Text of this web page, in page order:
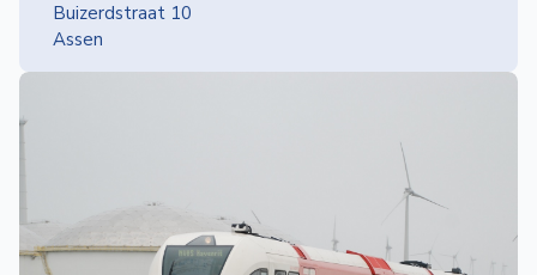
Afdelingen
Excursies
Actueel
aanbod
Over
Buizerdstraat 10
Assen